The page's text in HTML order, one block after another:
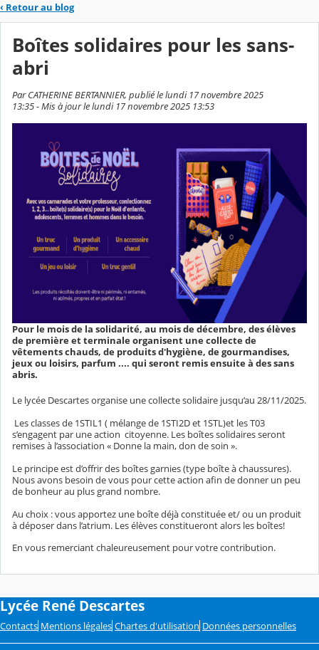
‹ Retour au blog
Boîtes solidaires pour les sans-
abri
Par CATHERINE BERTANNIER, publié le lundi 17 novembre 2025
13:35 - Mis à jour le lundi 17 novembre 2025 13:53
Pour le mois de la solidarité, au mois de décembre, des élèves
de première et terminale organisent une collecte de
vêtements chauds, de produits d'hygiène, de gourmandises,
jeux ou loisirs, parfum .... qui seront remis ensuite à des sans
abris.
Le lycée Descartes organise une collecte solidaire jusqu’au 28/11/2025.
Les classes de 1STIL1 ( mélange de 1STI2D et 1STL)et les T03
s’engagent par une action citoyenne. Les boîtes solidaires seront
remises à l’association « Donne la main, don de soin ».
Le principe est d’offrir des boîtes garnies (type boîte à chaussures).
Nous avons besoin de vous pour cette action afin de donner un peu
de bonheur au plus grand nombre.
Au choix : vous apportez une boîte déjà constituée et/ ou un produit
à déposer dans l’atrium. Les élèves constitueront alors les boîtes!
En vous remerciant chaleureusement pour votre contribution.
Lycée René Descartes
Contacts Mentions légales Chartes d'utilisation Données personnelles